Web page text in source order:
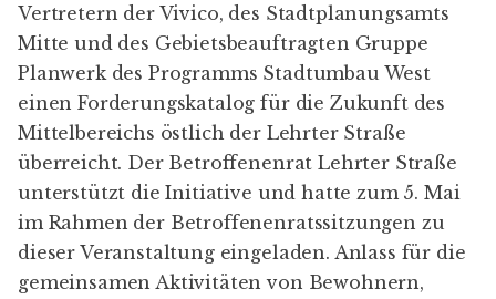
Vertretern der Vivico, des Stadtplanungsamts
Mitte und des Gebietsbeauftragten Gruppe
Planwerkdes Programms Stadtumbau West
einen Forderungskatalog für die Zukunft des
Mittelbereichs östlich der Lehrter Straße
überreicht. Der Betroffenenrat Lehrter Straße
unterstützt die Initiative und hatte zum 5. Mai
im Rahmen der Betroffenenratssitzungen zu
dieser Veranstaltung eingeladen. Anlass für die
gemeinsamen Aktivitäten von Bewohnern,